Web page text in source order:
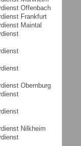
Offenbach
Frankfurt
Maintal
Obernburg
Nilkheim